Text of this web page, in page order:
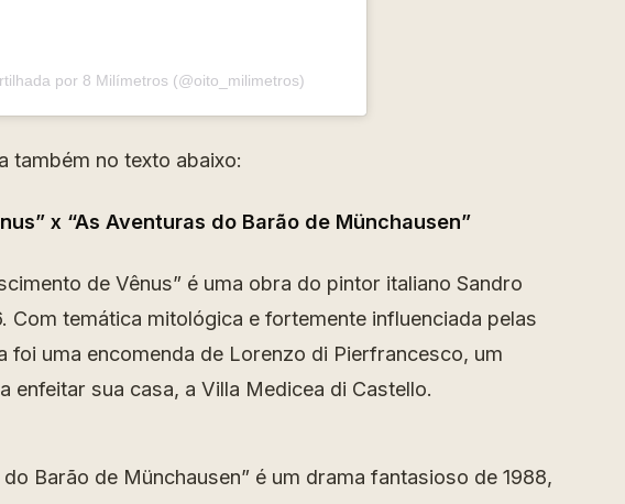
por 8 Milímetros (@oito_milimetros)
também no texto abaixo:
x “As Aventuras do Barão de Münchausen”
de Vênus” é uma obra do pintor italiano Sandro
Com temática mitológica e fortemente influenciada pelas
foi uma encomenda de Lorenzo di Pierfrancesco, um
enfeitar sua casa, a Villa Medicea di Castello.
Barão de Münchausen” é um drama fantasioso de 1988,